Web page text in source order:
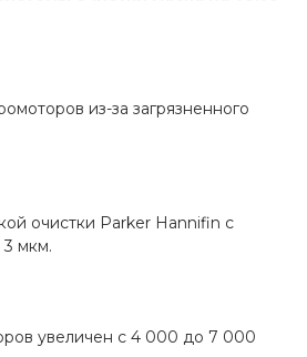
из-за загрязненного
очистки Parker Hannifin с
мкм.
увеличен с 4 000 до 7 000